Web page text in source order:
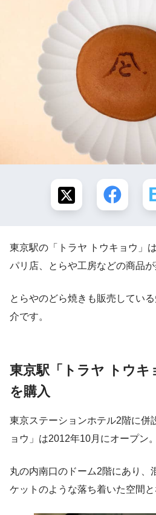
東京駅の「
トラヤ トウキョウ」
パリ店、とらや工房などの商品が
とらやのどら焼きも販売してい
介です。
東京駅「
トラヤ トウ
を購入
東京ステーションホテル2階に併
ョウ」は2012年10月にオープン。
丸の内南口のドーム2階にあり、
ケットのような落ち着いた空間と